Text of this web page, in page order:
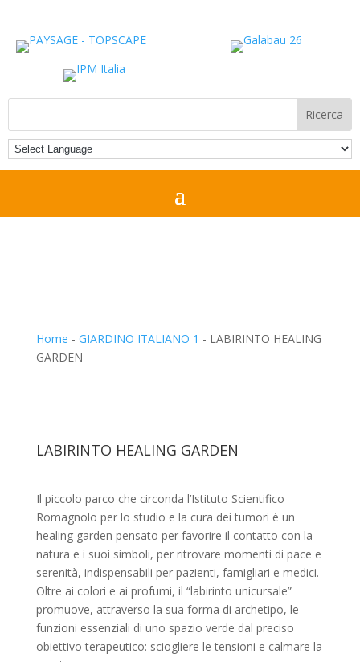
Home - GIARDINO ITALIANO 1 - LABIRINTO HEALING
GARDEN
LABIRINTO HEALING GARDEN
Il piccolo parco che circonda l’Istituto Scientifico
Romagnolo per lo studio e la cura dei tumori è un
healing garden pensato per favorire il contatto con la
natura e i suoi simboli, per ritrovare momenti di pace e
serenità, indispensabili per pazienti, famigliari e medici.
Oltre ai colori e ai profumi, il “labirinto unicursale”
promuove, attraverso la sua forma di archetipo, le
funzioni essenziali di uno spazio verde dal preciso
obiettivo terapeutico: sciogliere le tensioni e calmare la